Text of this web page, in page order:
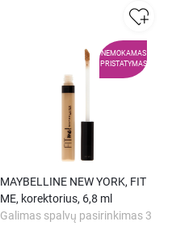
NEMOKAMAS
PRISTATYMAS
MAYBELLINE NEW YORK, FIT
ME, korektorius, 6,8 ml
Galimas spalvų pasirinkimas 3